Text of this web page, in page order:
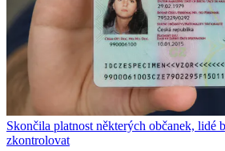
Skončila platnost některých občanek, lidé
zkontrolovat